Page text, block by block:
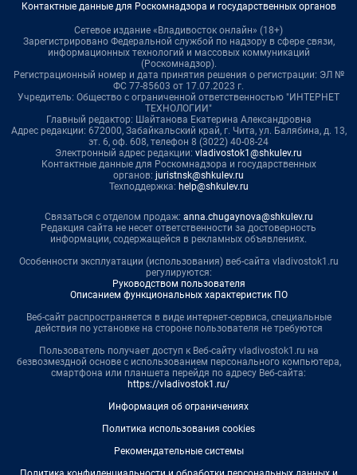
Контактные данные для Роскомнадзора и государственных органов
Сетевое издание «Владивосток онлайн» (18+)
Зарегистрировано Федеральной службой по надзору в сфере связи,
информационных технологий и массовых коммуникаций
(Роскомнадзор).
Регистрационный номер и дата принятия решения о регистрации: ЭЛ №
ФС 77-85603 от 17.07.2023 г.
Учредитель: Общество с ограниченной ответственностью "ИНТЕРНЕТ
ТЕХНОЛОГИИ"
Главный редактор: Шайтанова Екатерина Александровна
Адрес редакции: 672000, Забайкальский край, г. Чита, ул. Балябина, д. 13,
эт. 6, оф. 608, телефон 8 (3022) 40-08-24
Электронный адрес редакции: vladivostok1@shkulev.ru
Контактные данные для Роскомнадзора и государственных
органов: juristnsk@shkulev.ru
Техподдержка: help@shkulev.ru
Связаться с отделом продаж: anna.chugaynova@shkulev.ru
Редакция сайта не несет ответственности за достоверность
информации, содержащейся в рекламных объявлениях.
Особенности эксплуатации (использования) веб-сайта vladivostok1.ru
регулируются:
Руководством пользователя
Описанием функциональных характеристик ПО
Веб-сайт распространяется в виде интернет-сервиса, специальные
действия по установке на стороне пользователя не требуются
Пользователь получает доступ к Веб-сайту vladivostok1.ru на
безвозмездной основе с использованием персонального компьютера,
смартфона или планшета перейдя по адресу Веб-сайта:
https://vladivostok1.ru/
Информация об ограничениях
Политика использования cookies
Рекомендательные системы